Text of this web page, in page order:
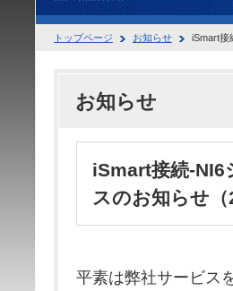
トップページ お知らせ iSmart接
お知らせ
iSmart接続-
スのお知らせ（
平素は弊社サービス